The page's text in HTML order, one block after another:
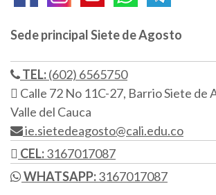
Sede principal Siete de Agosto
TEL:(602) 6565750
Calle 72 No 11C-27, Barrio Siete de
Valle del Cauca
ie.sietedeagosto@cali.edu.co
CEL:3167017087
WHATSAPP:3167017087